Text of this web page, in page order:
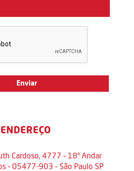
ENDEREÇO
Cardoso, 4777 – 18º Andar
– 05477-903 – São Paulo SP